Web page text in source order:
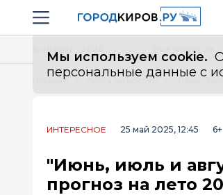
Навигация сайта
Мы используем cookie.
персональные данные с
Все новости
Главная Лента новостей
ИНТЕРЕСНОЕ 25 май 2025, 12:45 6+
"Июнь, июль и
прогноз на лето